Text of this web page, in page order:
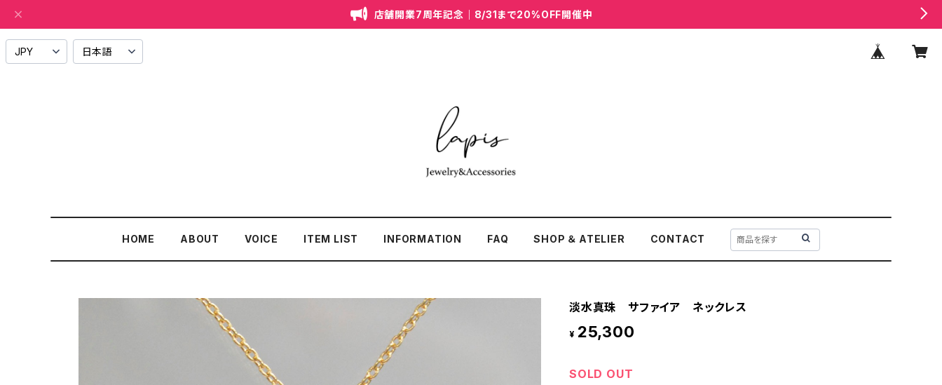
店舗開業7周年記念｜8/31まで20%OFF開催中
HOME ABOUT VOICE ITEM LIST INFORMATION FAQ SHOP ＆ ATELIER CONTACT
淡水真珠 サファイア ネックレス
¥ 25,300
SOLD OUT